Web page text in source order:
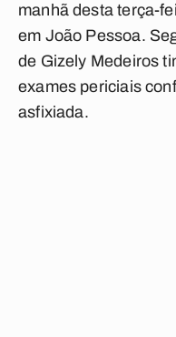
manhã desta terça-
em João Pessoa.
de Gizely Medeiros
exames periciais
asfixiada.